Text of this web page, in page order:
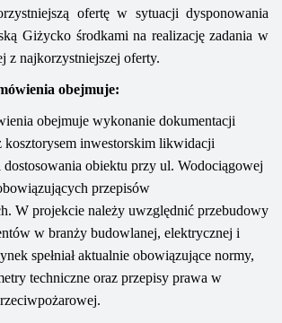
ofertę w sytuacji dysponowania
Giżycko środkami na realizację zadania w
z najkorzystniejszej oferty.
obejmuje:
obejmuje wykonanie dokumentacji
inwestorskim likwidacji
obiektu przy ul. Wodociągowej
przepisów
. W projekcie należy uwzględnić przebudowy
w branży budowlanej, elektrycznej i
spełniał aktualnie obowiązujące normy,
techniczne oraz przepisy prawa w